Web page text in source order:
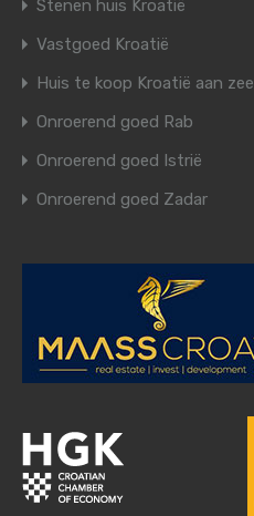
Stenen huis Kroatië
Vastgoed Kroatië
Huis te koop Kroatië aan zee
Onroerend goed Rab
Onroerend goed Istrië
Onroerend goed Zadar